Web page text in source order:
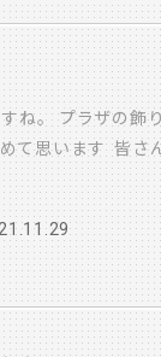
ろにはすでに1
。 奥様は前日、
メットを装着！
ていただきまし
がどんどん組ま
れはなんですか
丁寧に教えてく
とても勉強にな
ついに棟が上が
地合板、換気金
シートで全体を
めるS様ファミ
ね。 プラザの飾
て思います 皆さ
う間に 通り過
笑） 綺麗にライ
紅葉とは違った
んて思います
3棟のお家をご
ォーム ご来場